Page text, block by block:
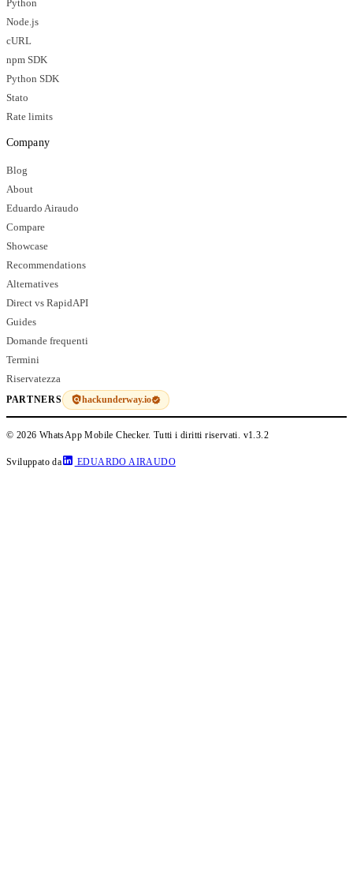
Python
Node.js
cURL
npm SDK
Python SDK
Stato
Rate limits
Company
Blog
About
Eduardo Airaudo
Compare
Showcase
Recommendations
Alternatives
Direct vs RapidAPI
Guides
Domande frequenti
Termini
Riservatezza
PARTNERS hackunderway.io
© 2026 WhatsApp Mobile Checker. Tutti i diritti riservati. v1.3.2
Sviluppato da EDUARDO AIRAUDO